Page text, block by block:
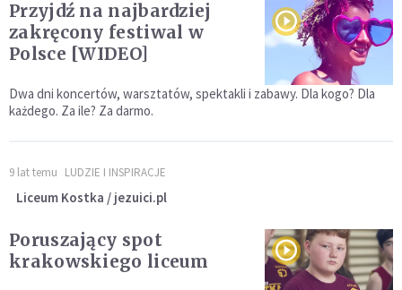
Przyjdź na najbardziej
zakręcony festiwal w
Polsce [WIDEO]
Dwa dni koncertów, warsztatów, spektakli i zabawy. Dla kogo? Dla
każdego. Za ile? Za darmo.
9 lat temu LUDZIE I INSPIRACJE
Liceum Kostka / jezuici.pl
Poruszający spot
krakowskiego liceum